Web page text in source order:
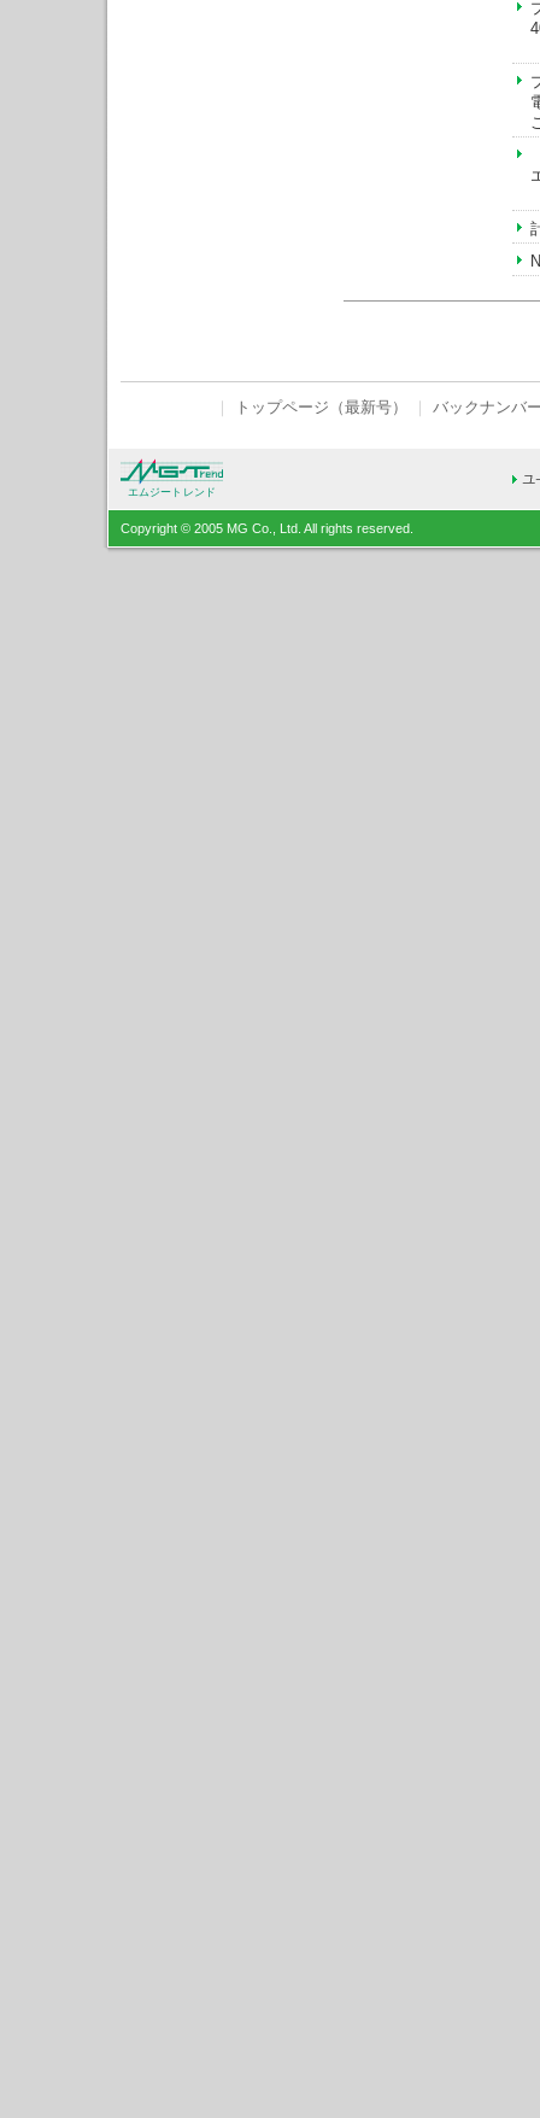
トップページ（最新号） バックナンバ
エムジートレンド
Copyright © 2005 MG Co., Ltd. All rights reserved.